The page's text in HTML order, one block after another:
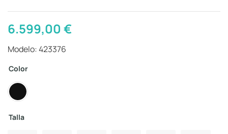
6.599,00€
Modelo: 423376
Color
Talla